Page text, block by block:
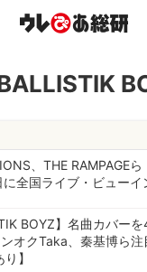
、THE RAMPAGE
全国ライブ・ビューイ
BOYZ】名曲カバー
オクTaka、秦基博ら
】